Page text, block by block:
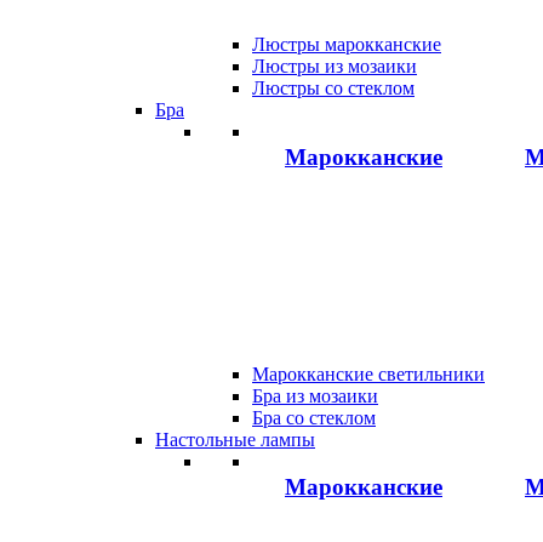
Люстры марокканские
Люстры из мозаики
Люстры со стеклом
Бра
Марокканские
Марокканские светильники
Бра из мозаики
Бра со стеклом
Настольные лампы
Марокканские